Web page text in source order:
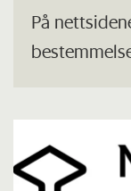
Morten
Bendik
Jenny
Skogen og
På
Forskrift
tiltak mot